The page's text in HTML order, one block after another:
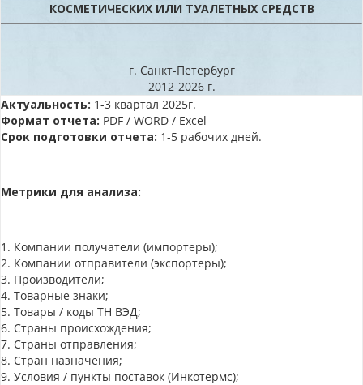
КОСМЕТИЧЕСКИХ ИЛИ ТУАЛЕТНЫХ СРЕДСТВ
г. Санкт-Петербург
2012-2026 г.
Актуальность: 1-3 квартал 2025г.
Формат отчета: PDF / WORD / Excel
Срок подготовки отчета: 1-5 рабочих дней.
Метрики для анализа:
1. Компании получатели (импортеры);
2. Компании отправители (экспортеры);
3. Производители;
4. Товарные знаки;
5. Товары / коды ТН ВЭД;
6. Страны происхождения;
7. Страны отправления;
8. Стран назначения;
9. Условия / пункты поставок (Инкотермс);